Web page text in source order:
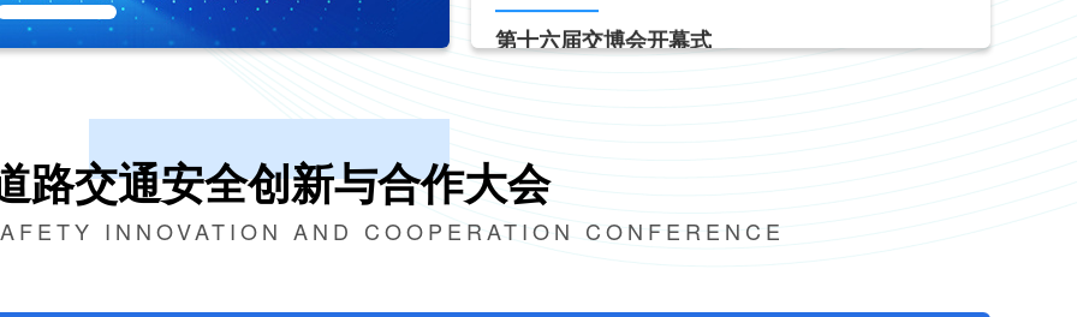
2026-04-22
11:00 - 17:00
路交通安全创新与合作大会
INNOVATION AND COOPERATION CONFERENCE